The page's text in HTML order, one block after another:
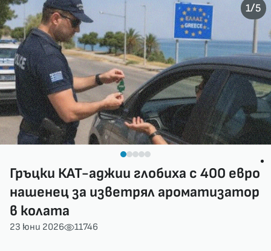
Гръцки КАТ-аджии глобиха с 400 евро
нашенец за изветрял ароматизатор
в колата
23 юни 2026 11746
1/5